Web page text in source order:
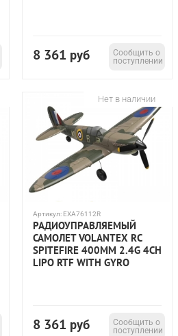
8 361 руб
Сообщить о
поступлении
Нет в наличии
Артикул: EXA76112R
РАДИОУПРАВЛЯЕМЫЙ
САМОЛЕТ VOLANTEX RC
SPITEFIRE 400ММ 2.4G 4CH
LIPO RTF WITH GYRO
8 361 руб
Сообщить о
поступлении